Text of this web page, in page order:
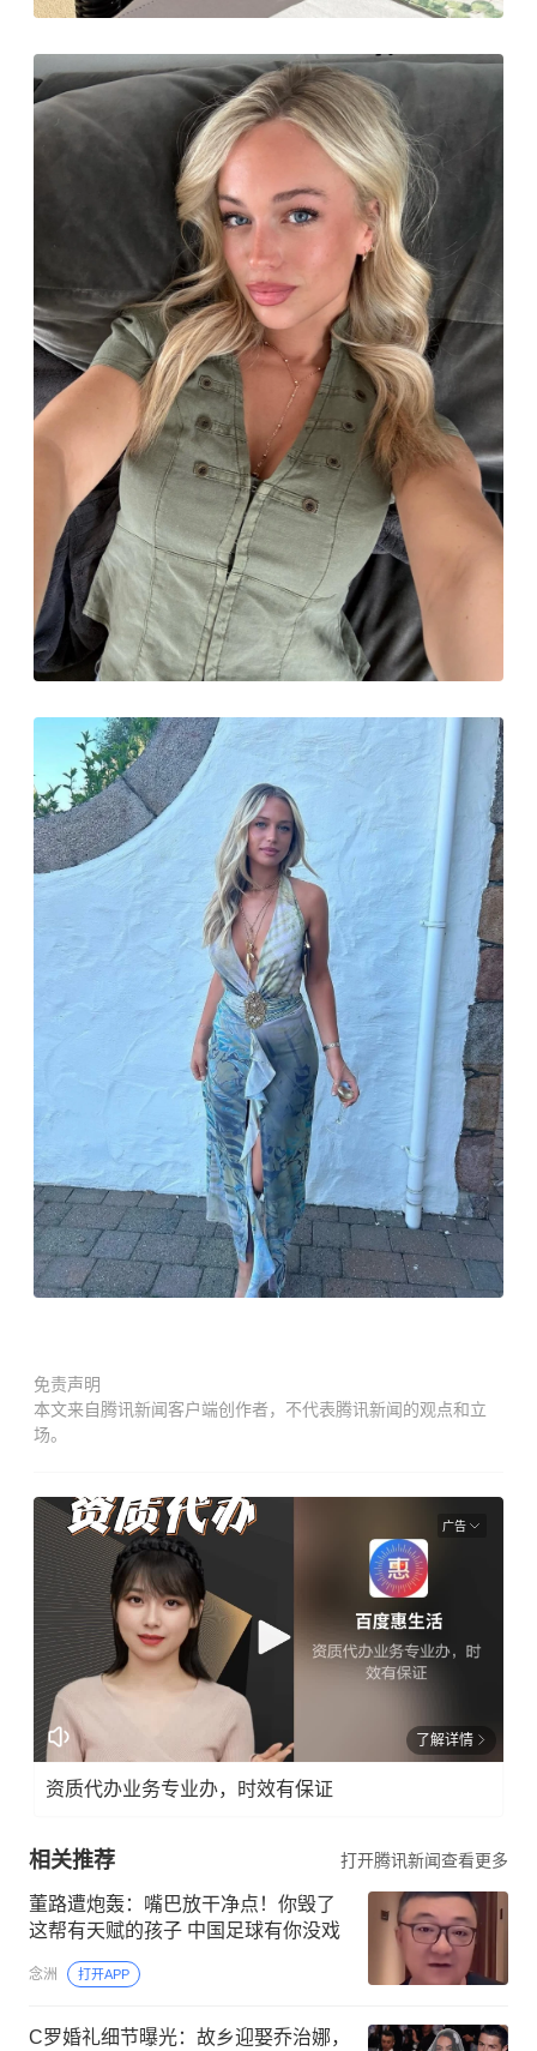
免责声明
本文来自腾讯新闻客户端创作者，不代表腾讯新闻的观点和立
场。
广告
了解详情
资质代办业务专业办，时效有保证
相关推荐 打开腾讯新闻查看更多
董路遭炮轰：嘴巴放干净点！你毁了
这帮有天赋的孩子 中国足球有你没戏
念洲 打开APP
C罗婚礼细节曝光：故乡迎娶乔治娜，